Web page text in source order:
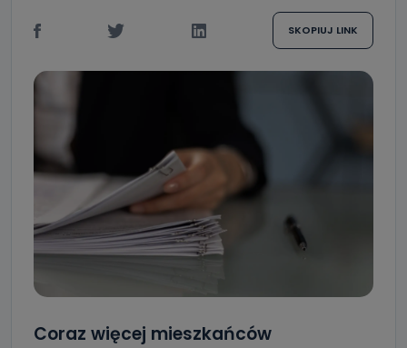
SKOPIUJ LINK
Coraz więcej mieszkańców